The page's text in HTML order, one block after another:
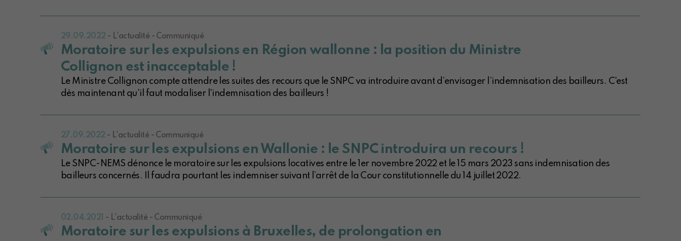
29.09.2022 - L'actualité - Communiqué
Moratoire sur les expulsions en Région wallonne : la position du Ministre
Collignon est inacceptable !
Le Ministre Collignon compte attendre les suites des recours que le SNPC va introduire avant d’envisager l’indemnisation des bailleurs. C'est
dès maintenant qu'il faut modaliser l'indemnisation des bailleurs !
27.09.2022 - L'actualité - Communiqué
Moratoire sur les expulsions en Wallonie : le SNPC introduira un recours !
Le SNPC-NEMS dénonce le moratoire sur les expulsions locatives entre le 1er novembre 2022 et le 15 mars 2023 sans indemnisation des
bailleurs concernés. Il faudra pourtant les indemniser suivant l’arrêt de la Cour constitutionnelle du 14 juillet 2022.
02.04.2021 - L'actualité - Communiqué
Moratoire sur les expulsions à Bruxelles, de prolongation en